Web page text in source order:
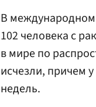
В международном
102 человека с
в мире по
исчезли, причем
недель.